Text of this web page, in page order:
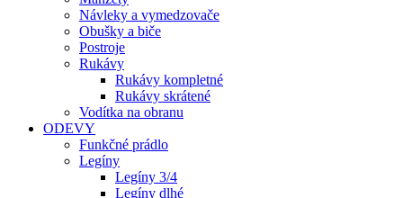
Návleky a vymedzovače
Obušky a biče
Postroje
Rukávy
Rukávy kompletné
Rukávy skrátené
Vodítka na obranu
ODEVY
Funkčné prádlo
Legíny
Legíny 3/4
Legíny dlhé